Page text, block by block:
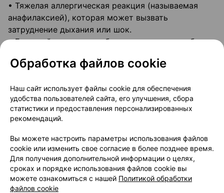
• Тяжелая аллергическая реакция (называемая
анафилаксией), которая может вызвать
затруднение дыхания или шок.
• Быстрый отек кожи, обычно вокруг глаз, губ и
• Выраженное распространенное образование
(синдром Стивенса-Джонсона). См. Раздел 2.
• Неправильная выработка гормона,
контролирующего объем мочи.
• Разрушение мышечных волокон и боль в мышцах
(рабдомиолиз).
Неизвестно: частота не может быть оценена на
основе имеющихся данных
• Кожная сыпь с неравномерными красными
пятнами (многоформная эритема). См. Раздел 2.
Обработка файлов cookie
Наш сайт использует файлы cookie для обеспечения
удобства пользователей сайта, его улучшения, сбора
статистики и предоставления персонализированных
рекомендаций.
Вы можете настроить параметры использования файлов
cookie или изменить свое согласие в более позднее время.
Для получения дополнительной информации о целях,
сроках и порядке использования файлов cookie вы
можете ознакомиться с нашей Политикой обработки
файлов cookie